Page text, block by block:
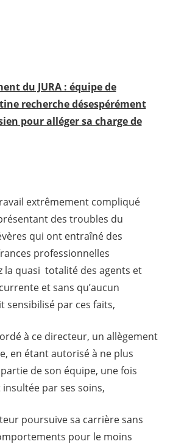
du JURA : équipe de
recherche désespérément
pour alléger sa charge de
extrêmement compliqué
des troubles du
qui ont entraîné des
professionnelles
la quasi totalité des agents et
et sans qu’aucun
sensibilisé par ces faits,
à ce directeur, un allègement
en étant autorisé à ne plus
de son équipe, une fois
par ses soins,
poursuive sa carrière sans
pour le moins